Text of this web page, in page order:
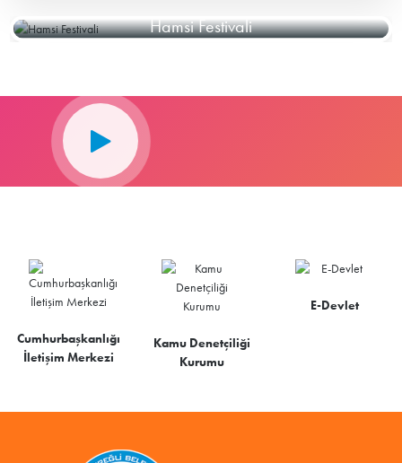
Hamsi Festivali
Cumhurbaşkanlığı
İletişim Merkezi
Kamu Denetçiliği
Kurumu
E-Devlet